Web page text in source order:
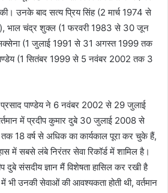
उनके बाद सत्य प्रिय सिंह (2 मार्च 1974 से
भाल चंद्र शुक्ल (1 फरवरी 1983 से 30 जून
(1 जुलाई 1991 से 31 अगस्त 1999 तक
(1 सितंबर 1999 से 5 नवंबर 2002 तक 3
पाण्डेय ने 6 नवंबर 2002 से 29 जुलाई
में प्रदीप कुमार दुबे 30 जुलाई 2008 से
18 वर्ष से अधिक का कार्यकाल पूरा कर चुके हैं,
में सबसे लंबे निरंतर सेवा रिकॉर्ड में शामिल है।
दुबे संसदीय ज्ञान मैं विशेषता हासिल कर रखी है
में भी उनकी सेवाओं की आवश्यकता होती थी, वर्तमान